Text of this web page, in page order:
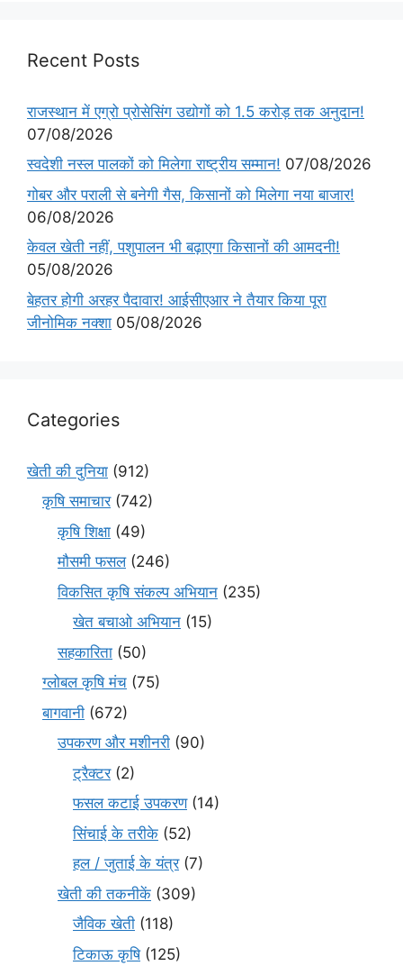
Recent Posts
राजस्थान में एग्रो प्रोसेसिंग उद्योगों को 1.5 करोड़ तक अनुदान!
07/08/2026
स्वदेशी नस्ल पालकों को मिलेगा राष्ट्रीय सम्मान! 07/08/2026
गोबर और पराली से बनेगी गैस, किसानों को मिलेगा नया बाजार!
06/08/2026
केवल खेती नहीं, पशुपालन भी बढ़ाएगा किसानों की आमदनी!
05/08/2026
बेहतर होगी अरहर पैदावार! आईसीएआर ने तैयार किया पूरा
जीनोमिक नक्शा 05/08/2026
Categories
खेती की दुनिया (912)
कृषि समाचार(742)
कृषि शिक्षा (49)
मौसमी फसल(246)
विकसित कृषि संकल्प अभियान (235)
खेत बचाओ अभियान (15)
सहकारिता (50)
ग्लोबल कृषि मंच (75)
बागवानी (672)
उपकरण और मशीनरी (90)
ट्रैक्टर(2)
फसल कटाई उपकरण(14)
सिंचाई के तरीके (52)
हल / जुताई के यंत्र(7)
खेती की तकनीकें (309)
जैविक खेती (118)
टिकाऊ कृषि(125)